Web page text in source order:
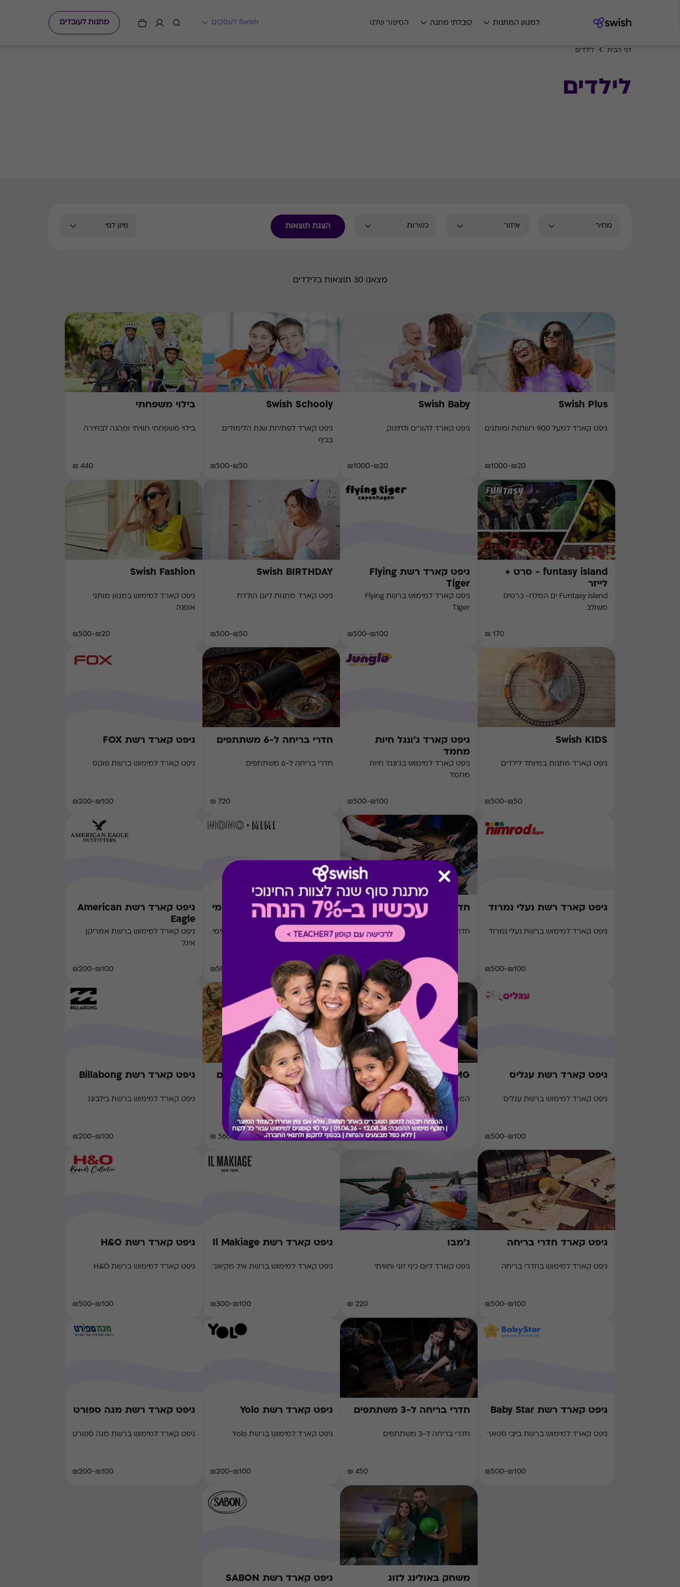
למגוון המתנות קיבלתי מתנה הסיפור שלנו Swish לעסקים מתנות לעובדים
דף הבית לילדים
לילדים
הצגת תוצאות
מצאנו 30 תוצאות בלילדים
Swish Plus
גיפט קארד למעל 900 רשתות ומותגים
₪20-₪1000
Swish Baby
גיפט קארד להורים ולתינוק
₪20-₪1000
Swish Schooly
גיפט קארד לפתיחת שנת הלימודים
בכיף
₪50-₪500
בילוי משפחתי
בילוי משפחתי חוויתי ומהנה לבחירה
440 ₪
funtasy island - סרט +
לייזר
Funtasy island ים המלח- כרטיס
משולב
170 ₪
גיפט קארד רשת Flying
Tiger
גיפט קארד למימוש ברשת Flying
Tiger
₪100-₪500
Swish BIRTHDAY
גיפט קארד מתנות ליום הולדת
₪50-₪500
Swish Fashion
גיפט קארד למימוש במגוון מותגי
אופנה
₪20-₪500
Swish KIDS
גיפט קארד מתנות במיוחד לילדים
₪50-₪500
גיפט קארד ג'ונגל חיות
מחמד
גיפט קארד למימוש בג'ונגל חיות
מחמד
₪100-₪500
חדרי בריחה ל-6 משתתפים
חדרי בריחה ל-6 משתתפים
720 ₪
גיפט קארד רשת FOX
גיפט קארד למימוש ברשת פוקס
₪100-₪200
גיפט קארד רשת נעלי נמרוד
גיפט קארד למימוש ברשת נעלי נמרוד
₪100-₪500
חדרי בריחה ל-5 משתתפים
חדרי בריחה ל-5 משתתפים
650 ₪
גיפט קארד מסעדת נונו מימי
גיפט קארד למימוש במסעדת נונו מימי
גיפט קארד רשת American
Eagle
גיפט קארד למימוש ברשת אמריקן
איגל
₪100-₪200
גיפט קארד רשת עגליס
גיפט קארד למימוש ברשת עגליס
₪100-₪500
Swish OMG
המתנה המושלמת לנערות ולנערים
₪50-₪500
חדרי בריחה ל-4 משתתפים
חדרי בריחה ל-4 משתתפים
560 ₪
גיפט קארד רשת Billabong
גיפט קארד למימוש ברשת בילבונג
₪100-₪200
גיפט קארד חדרי בריחה
גיפט קארד למימוש בחדרי בריחה
₪100-₪500
ג'מבו
גיפט קארד ליום כיף זוגי וחוויתי
220 ₪
גיפט קארד רשת Il Makiage
גיפט קארד למימוש ברשת איל מקיאג'
₪100-₪300
גיפט קארד רשת H&O
גיפט קארד למימוש ברשת H&O
₪100-₪500
גיפט קארד רשת Baby Star
גיפט קארד למימוש ברשת בייבי סטאר
₪100-₪500
חדרי בריחה ל-3 משתתפים
חדרי בריחה ל-3 משתתפים
450 ₪
גיפט קארד רשת Yolo
גיפט קארד למימוש ברשת Yolo
₪100-₪200
גיפט קארד רשת מגה ספורט
גיפט קארד למימוש ברשת מגה ספורט
₪100-₪200
משחק באולינג לזוג גיפט קארד רשת SABON